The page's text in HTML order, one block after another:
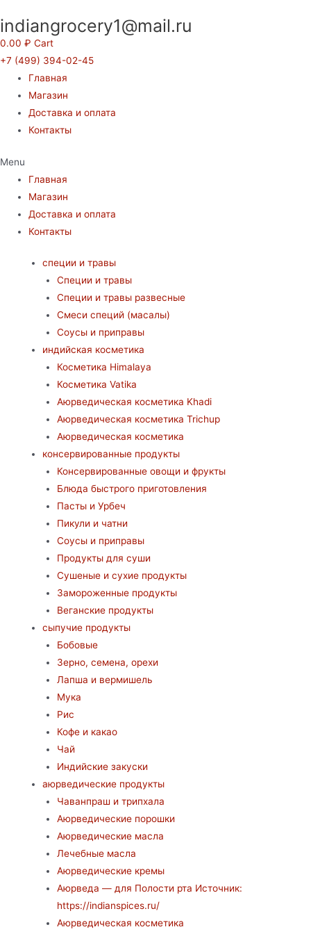
к
содержимому
indiangrocery1@mail.ru
0.00 ₽ Cart
+7 (499) 394-02-45
Главная
Магазин
Доставка и оплата
Контакты
Menu
Главная
Магазин
Доставка и оплата
Контакты
специи и травы
Специи и травы
Специи и травы развесные
Смеси специй (масалы)
Соусы и приправы
индийская косметика
Косметика Himalaya
Косметика Vatika
Аюрведическая коcметика Khadi
Аюрведическая коcметика Trichup
Аюрведическая косметика
консервированные продукты
Консервированные овощи и фрукты
Блюда быстрого приготовления
Пасты и Урбеч
Пикули и чатни
Соусы и приправы
Продукты для суши
Сушеные и сухие продукты
Замороженные продукты
Веганские продукты
сыпучие продукты
Бобовые
Зерно, семена, орехи
Лапша и вермишель
Мука
Рис
Кофе и какао
Чай
Индийские закуски
аюрведические продукты
Чаванпраш и трипхала
Аюрведические порошки
Аюрведические масла
Лечебные масла
Аюрведические кремы
Аюрведа — для Полости рта Источник:
https://indianspices.ru/
Аюрведическая косметика